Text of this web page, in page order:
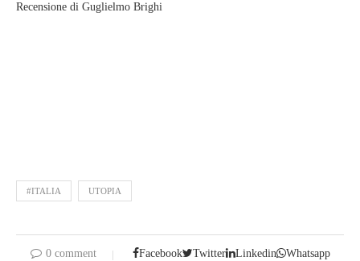
Recensione di Guglielmo Brighi
#ITALIA UTOPIA
0 comment Facebook Twitter Linkedin Whatsapp